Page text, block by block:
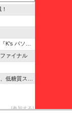
ソ・トレ』
ァイナル
質スイーツ
参加する